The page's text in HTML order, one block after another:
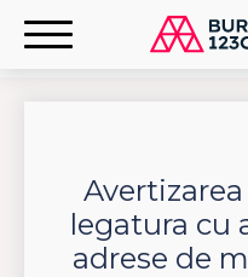
legatura cu
adrese de